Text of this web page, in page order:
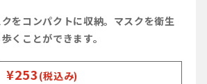
をコンパクトに収納。マスクを衛生
くことができます。
¥253 (税込み)